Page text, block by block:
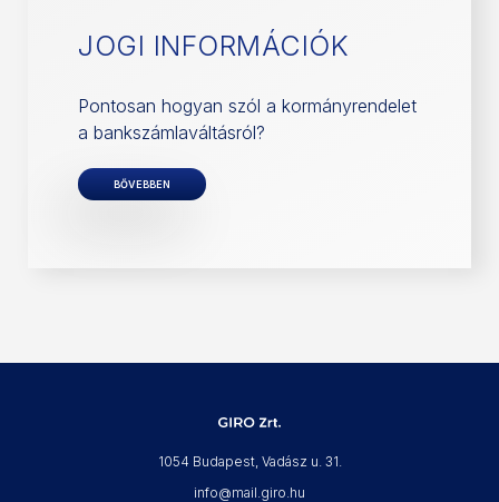
JOGI INFORMÁCIÓK
Pontosan hogyan szól a kormányrendelet
a bankszámlaváltásról?
BŐVEBBEN
1054 Budapest, Vadász u. 31.
info@mail.giro.hu